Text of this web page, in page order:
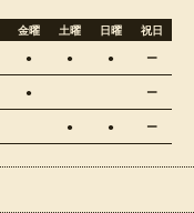
金曜 土曜 日曜
祝日
● ● ● ー
● ー
● ● ー